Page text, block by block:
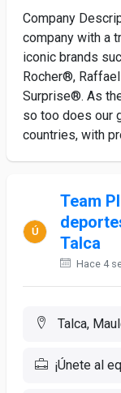
Company
company with a
iconic brands
Rocher®,
Surprise®. As
so too does our
countries, with
Team
Talca
Hace 4
Talca,
¡Únete al